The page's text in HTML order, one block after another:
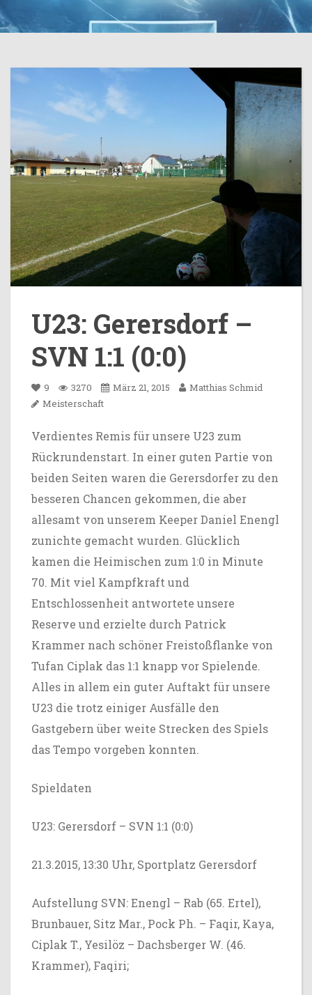
U23: Gerersdorf –
SVN 1:1 (0:0)
9 3270 März 21, 2015
Matthias Schmid
Meisterschaft
Verdientes Remis für unsere U23 zum
Rückrundenstart. In einer guten Partie von
beiden Seiten waren die Gerersdorfer zu den
besseren Chancen gekommen, die aber
allesamt von unserem Keeper Daniel Enengl
zunichte gemacht wurden. Glücklich
kamen die Heimischen zum 1:0 in Minute
70. Mit viel Kampfkraft und
Entschlossenheit antwortete unsere
Reserve und erzielte durch Patrick
Krammer nach schöner Freistoßflanke von
Tufan Ciplak das 1:1 knapp vor Spielende.
Alles in allem ein guter Auftakt für unsere
U23 die trotz einiger Ausfälle den
Gastgebern über weite Strecken des Spiels
das Tempo vorgeben konnten.
Spieldaten
U23: Gerersdorf – SVN 1:1 (0:0)
21.3.2015, 13:30 Uhr, Sportplatz Gerersdorf
Aufstellung SVN: Enengl – Rab (65. Ertel),
Brunbauer, Sitz Mar., Pock Ph. – Faqir, Kaya,
Ciplak T., Yesilöz – Dachsberger W. (46.
Krammer), Faqiri;